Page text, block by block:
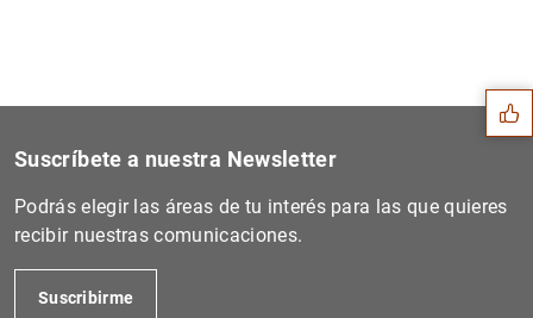
Sugerencias
Suscríbete a nuestra Newsletter
Podrás elegir las áreas de tu interés para las que quieres
recibir nuestras comunicaciones.
Suscribirme